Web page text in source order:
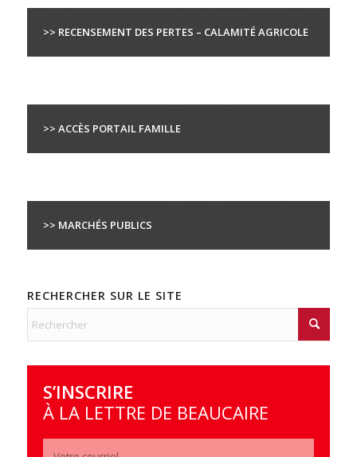
>> RECENSEMENT DES PERTES – CALAMITÉ AGRICOLE
>> ACCÈS PORTAIL FAMILLE
>> MARCHÉS PUBLICS
RECHERCHER SUR LE SITE
S’INSCRIRE
À LA LETTRE DE BEAUCAIRE